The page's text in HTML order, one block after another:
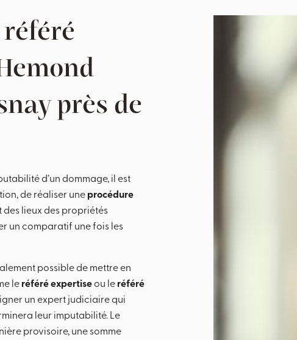
référé
près de
d’un dommage, il est
de réaliser une procédure
des lieux des propriétés
un comparatif une fois les
possible de mettre en
le référé expertise ou le référé
un expert judiciaire qui
leur imputabilité. Le
provisoire, une somme